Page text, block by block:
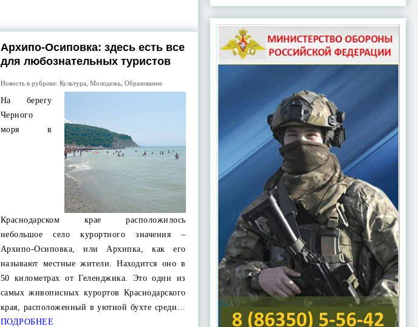
Архипо-Осиповка: здесь есть все
для любознательных туристов
Новость в рубрике: Культура Молодежь, Образование
На берегу
Черного
моря в
Краснодарском крае расположилось
небольшое село курортного значения –
Архипо-Осиповка, или Архипка, как его
называют местные жители. Находится оно в
50 километрах от Геленджика. Это один из
самых живописных курортов Краснодарского
края, расположенный в уютной бухте среди…
ПОДРОБНЕЕ